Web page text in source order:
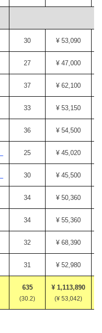
30 ¥ 53,090
27 ¥ 47,000
37 ¥ 62,100
33 ¥ 53,150
36 ¥ 54,500
25 ¥ 45,020
30 ¥ 45,500
34 ¥ 50,360
34 ¥ 55,360
32 ¥ 68,390
31 ¥ 52,980
635
(30.2)
¥ 1,113,890
(¥ 53,042)